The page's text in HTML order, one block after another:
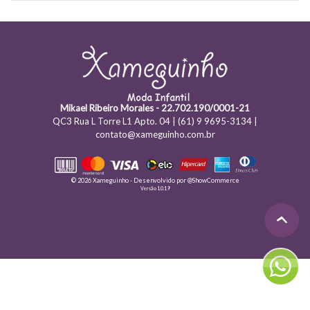
Mikael Ribeiro Morales - 22.702.190/0001-21
QC3 Rua L Torre L1 Apto. 04 | (61) 9 9695-3134 |
contato@xameguinho.com.br
© 2026 Xameguinho - Desenvolvido por@ShowCommerce
Versão 1.0.19